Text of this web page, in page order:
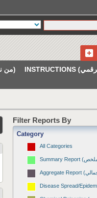
ABOUT US (من نحن)
Filter Reports By
Category
All Categories